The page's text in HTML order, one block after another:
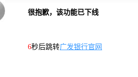
很抱歉，该功能已下线
6秒后跳转广发银行官网